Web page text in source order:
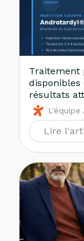
Traitement
disponibles
résultats
Lire